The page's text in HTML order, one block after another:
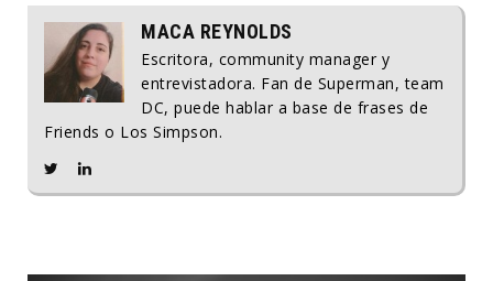
MACA REYNOLDS
Escritora, community manager y
entrevistadora. Fan de Superman, team
DC, puede hablar a base de frases de
Friends o Los Simpson.